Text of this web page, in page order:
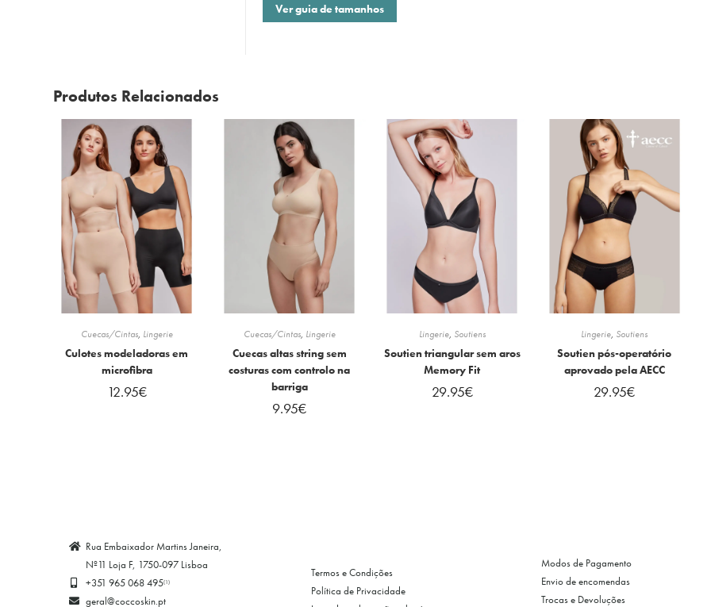
Ver guia de tamanhos
Produtos Relacionados
Cuecas/Cintas, Lingerie
Culotes modeladoras em
microfibra
12.95€
Cuecas/Cintas, Lingerie
Cuecas altas string sem
costuras com controlo na
barriga
9.95€
Lingerie, Soutiens
Soutien triangular sem aros
Memory Fit
29.95€
Lingerie, Soutiens
Soutien pós-operatório
aprovado pela AECC
29.95€
Rua Embaixador Martins Janeira,
Nº11 Loja F, 1750-097 Lisboa
+351 965 068 495(1)
geral@coccoskin.pt
Termos e Condições
Política de Privacidade
Modos de Pagamento
Envio de encomendas
Trocas e Devoluções